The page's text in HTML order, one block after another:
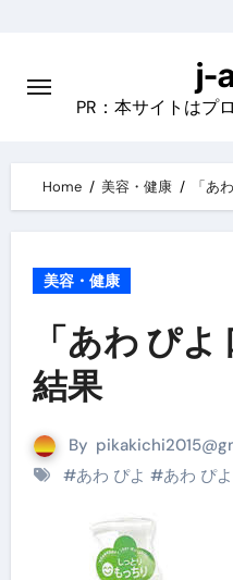
content
j-
PR：本サイトはプ
Home 美容・健康 「あ
美容・健康
「あわ ぴ
結果
By
#あわ ぴよ #あわ ぴ